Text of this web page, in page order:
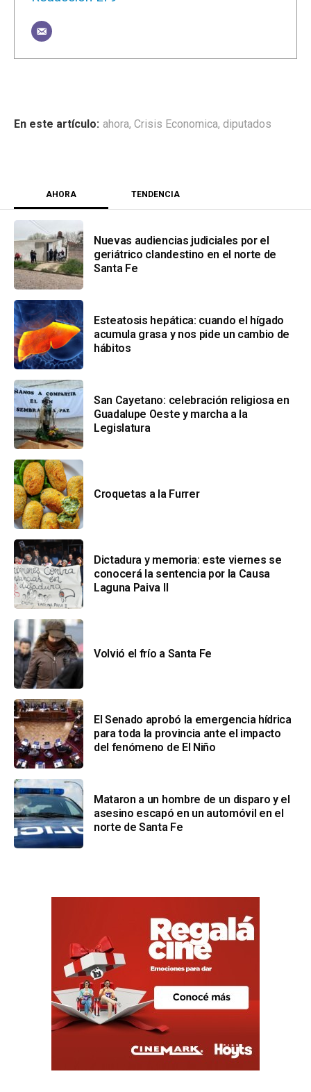
ahora, Crisis Economica, diputados
AHORA TENDENCIA
Nuevas audiencias judiciales por el
geriátrico clandestino en el norte de
Santa Fe
Esteatosis hepática: cuando el hígado
acumula grasa y nos pide un cambio de
hábitos
San Cayetano: celebración religiosa en
Guadalupe Oeste y marcha a la
Legislatura
Croquetas a la Furrer
Dictadura y memoria: este viernes se
conocerá la sentencia por la Causa
Laguna Paiva II
Volvió el frío a Santa Fe
El Senado aprobó la emergencia hídrica
para toda la provincia ante el impacto
del fenómeno de El Niño
Mataron a un hombre de un disparo y el
asesino escapó en un automóvil en el
norte de Santa Fe